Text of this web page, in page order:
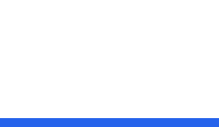
gehalten.